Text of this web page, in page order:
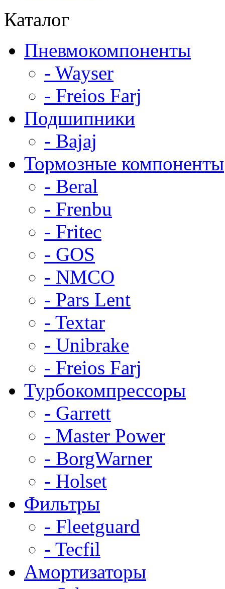
Каталог
Пневмокомпоненты
- Wayser
- Freios Farj
Подшипники
- Bajaj
Тормозные компоненты
- Beral
- Frenbu
- Fritec
- GOS
- NMCO
- Pars Lent
- Textar
- Unibrake
- Freios Farj
Турбокомпрессоры
- Garrett
- Master Power
- BorgWarner
- Holset
Фильтры
- Fleetguard
- Tecfil
Амортизаторы